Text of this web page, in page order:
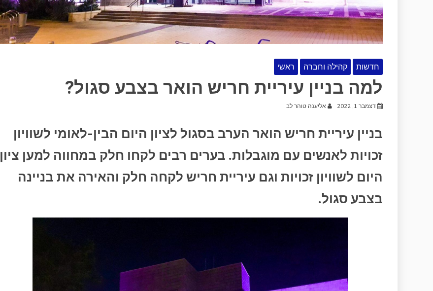
חדשות קהילה וחברה ראשי
למה בניין עיריית חריש הואר בצבע סגול?
דצמבר 1, 2022 אליענה טוהר לב
בניין עיריית חריש הואר הערב בסגול לציון היום הבין-לאומי לשוויון
זכויות לאנשים עם מוגבלות. בערים רבים לקחו חלק במחווה למען ציון
היום לשוויון זכויות וגם עיריית חריש לקחה חלק והאירה את בניינה
בצבע סגול.